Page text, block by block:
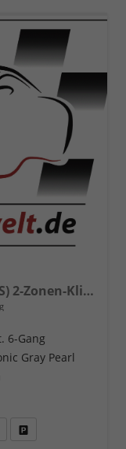
GO+ 1.0 T-GDI 2WD 74 kW (101 PS) 2-Zonen-Klimaautomatik, Sitzheizung, Lenkradheizung, DAB, Android Auto, Apple CarPlay, Navigationssystem, Induktionsladestation, LED-Scheinwerfer, 18 Zoll Leichtmetallfelgen, uvm
6-Gang
Gray Pearl